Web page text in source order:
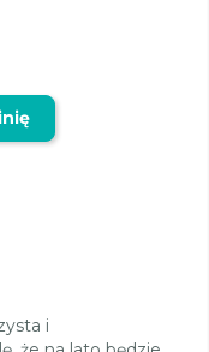
i